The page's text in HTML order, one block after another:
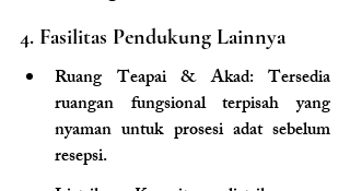
4. Fasilitas Pendukung Lainnya
Ruang Teapai & Akad: Tersedia
ruangan fungsional terpisah yang
nyaman untuk prosesi adat sebelum
resepsi.